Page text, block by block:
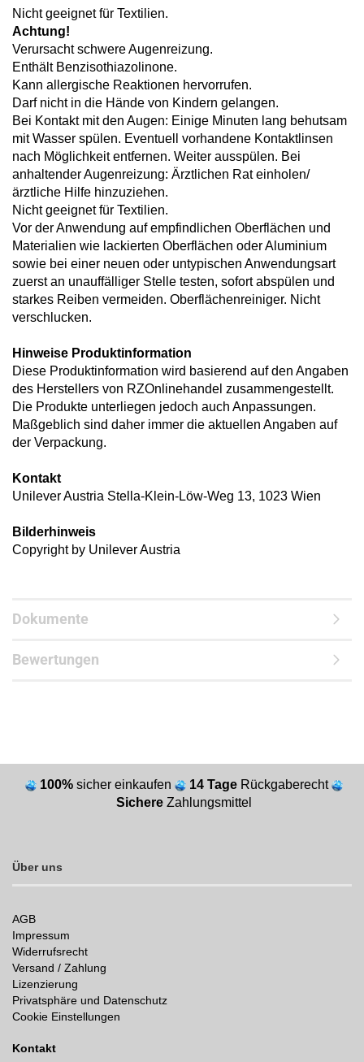
Nicht geeignet für Textilien.
Achtung!
Verursacht schwere Augenreizung.
Enthält Benzisothiazolinone.
Kann allergische Reaktionen hervorrufen.
Darf nicht in die Hände von Kindern gelangen.
Bei Kontakt mit den Augen: Einige Minuten lang behutsam
mit Wasser spülen. Eventuell vorhandene Kontaktlinsen
nach Möglichkeit entfernen. Weiter ausspülen. Bei
anhaltender Augenreizung: Ärztlichen Rat einholen/
ärztliche Hilfe hinzuziehen.
Nicht geeignet für Textilien.
Vor der Anwendung auf empfindlichen Oberflächen und
Materialien wie lackierten Oberflächen oder Aluminium
sowie bei einer neuen oder untypischen Anwendungsart
zuerst an unauffälliger Stelle testen, sofort abspülen und
starkes Reiben vermeiden. Oberflächenreiniger. Nicht
verschlucken.
Hinweise Produktinformation
Diese Produktinformation wird basierend auf den Angaben
des Herstellers von RZOnlinehandel zusammengestellt.
Die Produkte unterliegen jedoch auch Anpassungen.
Maßgeblich sind daher immer die aktuellen Angaben auf
der Verpackung.
Kontakt
Unilever Austria Stella-Klein-Löw-Weg 13, 1023 Wien
Bilderhinweis
Copyright by Unilever Austria
Dokumente
Bewertungen
100% sicher einkaufen 14 Tage Rückgaberecht
Sichere Zahlungsmittel
Über uns
AGB
Impressum
Widerrufsrecht
Versand / Zahlung
Lizenzierung
Privatsphäre und Datenschutz
Cookie Einstellungen
Kontakt